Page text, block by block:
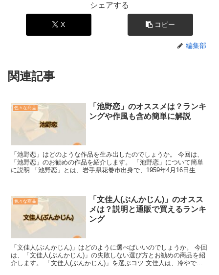
シェアする
X コピー
編集部
関連記事
色々な商品
「池野恋」のオススメは？ランキ
ングや作風も含め簡単に解説
「池野恋」はどのような作品を生み出したのでしょうか。 今回は、
「池野恋」のお勧めの作品を紹介します。 「池野恋」について簡単
に説明 「池野恋」とは、岩手県花巻市出身で、1959年4月16日生ま
色々な商品
「文佳人(ぶんかじん)」のオスス
メは？説明と通販で買えるランキ
ング
「文佳人(ぶんかじん)」はどのように選べばいいのでしょうか。 今回
は、「文佳人(ぶんかじん)」の失敗しない選び方とお勧めの商品を紹
介します。 「文佳人(ぶんかじん)」を選ぶコツ 文佳人は、冷やでも